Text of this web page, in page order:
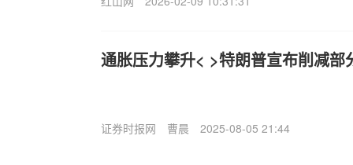
通胀压力攀升< >特朗普宣布削减部
证券时报网 曹晨 2025-08-05 21:44